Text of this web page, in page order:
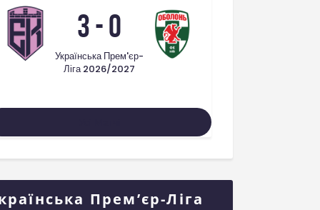
3-0
Українська Прем'єр-
Ліга 2026/2027
Прем’єр-Ліга